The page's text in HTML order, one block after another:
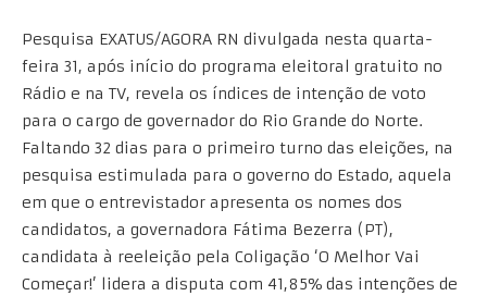
Pesquisa EXATUS/AGORA RN divulgada nesta quarta-
feira 31, após início do programa eleitoral gratuito no
Rádio e na TV, revela os índices de intenção de voto
para o cargo de governador do Rio Grande do Norte.
Faltando 32 dias para o primeiro turno das eleições, na
pesquisa estimulada para o governo do Estado, aquela
em que o entrevistador apresenta os nomes dos
candidatos, a governadora Fátima Bezerra (PT),
candidata à reeleição pela Coligação ‘O Melhor Vai
Começar!’ lidera a disputa com 41,85% das intenções de